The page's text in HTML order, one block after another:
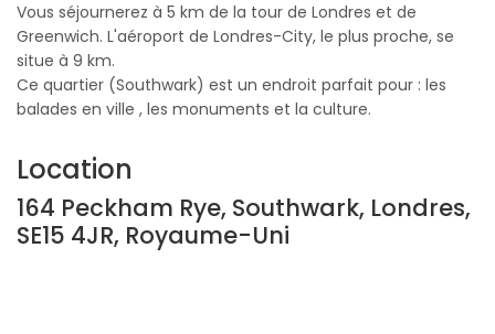
Vous séjournerez à 5 km de la tour de Londres et de
Greenwich. L'aéroport de Londres-City, le plus proche, se
situe à 9 km.
Ce quartier (Southwark) est un endroit parfait pour : les
balades en ville , les monuments et la culture.
Location
164 Peckham Rye, Southwark, Londres,
SE15 4JR, Royaume-Uni